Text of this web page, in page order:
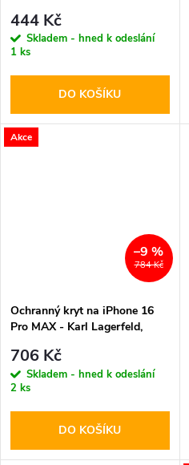
444 Kč
Skladem - hned k odeslání
1 ks
DO KOŠÍKU
Akce
784 Kč
–9 %
Ochranný kryt na iPhone 16
Pro MAX - Karl Lagerfeld,
MagSafe Black
706 Kč
Skladem - hned k odeslání
2 ks
DO KOŠÍKU